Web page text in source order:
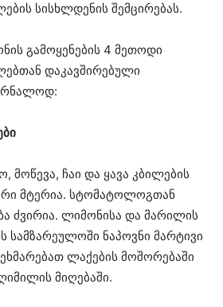
სისხლდენის შემცირებას.
გამოყენების 4 მეთოდი
დაკავშირებული
მოწევა, ჩაი და ყავა კბილების
მტერია. სტომატოლოგთან
ძვირია. ლიმონისა და მარილის
სამზარეულოში ნაპოვნი მარტივი
ლაქების მოშორებაში
მიღებაში.